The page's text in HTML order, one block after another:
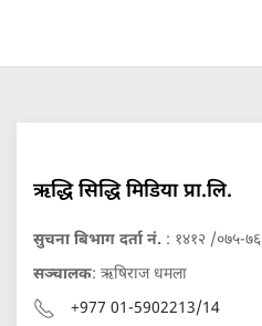
ऋद्धि सिद्धि मिडिया प्रा.लि.
सुचना बिभाग दर्ता नं. : १४१२ /०७५-७६
सञ्चालक: ऋषिराज धमला
+977 01-5902213/14